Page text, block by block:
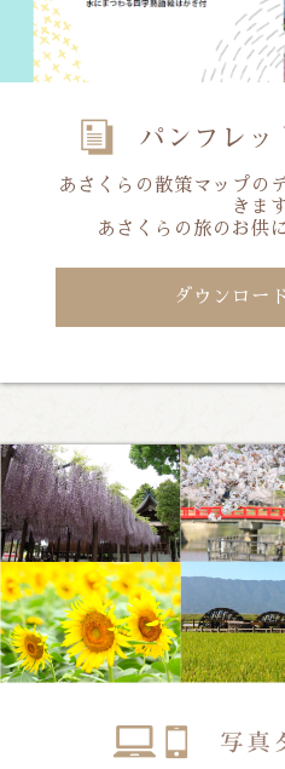
あさくらの散策マップの
きま
あさくらの旅のお供
ダウンロー